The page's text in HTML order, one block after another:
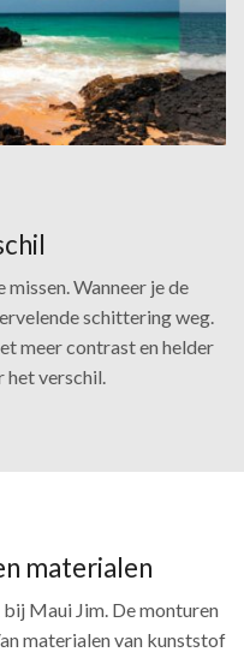
Wanneer je de
schittering weg.
meer contrast en helder
verschil.
materialen
Maui Jim. De monturen
materialen van kunststof